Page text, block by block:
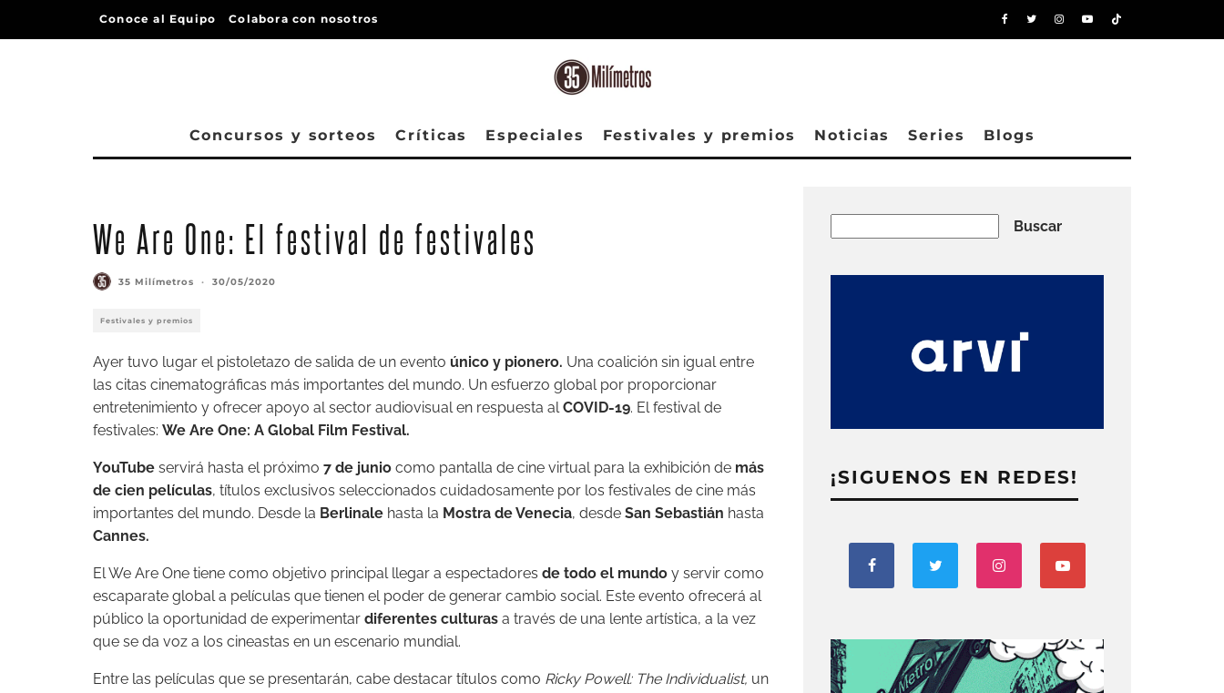
Conoce al Equipo Colabora con nosotros
Concursos y sorteos Críticas Especiales Festivales y premios Noticias Series Blogs
We Are One: El festival de festivales
35 Milímetros · 30/05/2020
Festivales y premios
Ayer tuvo lugar el pistoletazo de salida de un evento único y pionero. Una coalición sin igual entre
las citas cinematográficas más importantes del mundo. Un esfuerzo global por proporcionar
entretenimiento y ofrecer apoyo al sector audiovisual en respuesta alCOVID-19. El festival de
festivales: We Are One: A Global Film Festival.
YouTube servirá hasta el próximo 7 de junio como pantalla de cine virtual para la exhibición de más
de cien películas, títulos exclusivos seleccionados cuidadosamente por los festivales de cine más
importantes del mundo. Desde la Berlinale hasta la Mostra de Venecia, desde San Sebastián hasta
Cannes.
El We Are One tiene como objetivo principal llegar a espectadores de todo el mundo y servir como
escaparate global a películas que tienen el poder de generar cambio social. Este evento ofrecerá al
público la oportunidad de experimentar diferentes culturas a través de una lente artística, a la vez
que se da voz a los cineastas en un escenario mundial.
Entre las películas que se presentarán, cabe destacar títulos como Ricky Powell: The Individualist, un
Buscar
¡SIGUENOS EN REDES!